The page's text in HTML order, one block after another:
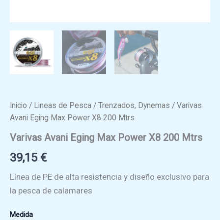
Inicio / Lineas de Pesca / Trenzados, Dynemas / Varivas
Avani Eging Max Power X8 200 Mtrs
Varivas Avani Eging Max Power X8 200 Mtrs
39,15 €
Línea de PE de alta resistencia y diseño exclusivo para
la pesca de calamares
Medida